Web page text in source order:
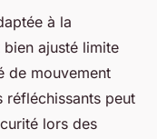
à la
ajusté limite
de mouvement
réfléchissants peut
lors des